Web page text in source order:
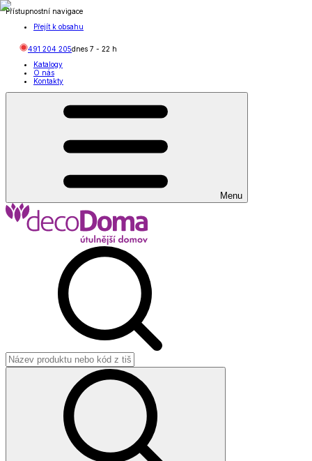
Přístupnostní navigace
Přejít k obsahu
491 204 205dnes 7 - 22 h
Katalogy
O nás
Kontakty
Menu